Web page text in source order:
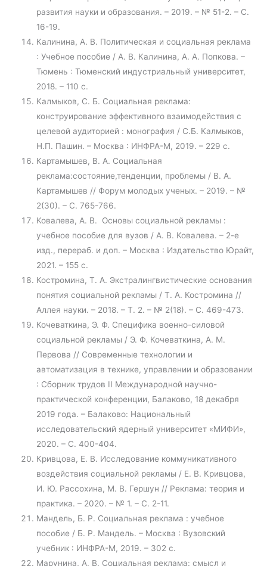
развития науки и образования. – 2019. – № 51-2. – С.
16-19.
Калинина, А. В. Политическая и социальная реклама
: Учебное пособие / А. В. Калинина, А. А. Попкова. –
Тюмень : Тюменский индустриальный университет,
2018. – 110 с.
Калмыков, С. Б. Социальная реклама:
конструирование эффективного взаимодействия с
целевой аудиторией : монография / С.Б. Калмыков,
Н.П. Пашин. – Москва : ИНФРА-М, 2019. – 229 с.
Картамышев, В. А. Социальная
реклама:состояние,тенденции, проблемы / В. А.
Картамышев // Форум молодых ученых. – 2019. – №
2(30). – С. 765-766.
Ковалева, А. В. Основы социальной рекламы :
учебное пособие для вузов / А. В. Ковалева. – 2-е
изд., перераб. и доп. – Москва : Издательство Юрайт,
2021. – 155 с.
Костромина, Т. А. Экстралингвистические основания
понятия социальной рекламы / Т. А. Костромина //
Аллея науки. – 2018. – Т. 2. – № 2(18). – С. 469-473.
Кочеваткина, Э. Ф. Специфика военно-силовой
социальной рекламы / Э. Ф. Кочеваткина, А. М.
Первова // Современные технологии и
автоматизация в технике, управлении и образовании
: Сборник трудов II Международной научно-
практической конференции, Балаково, 18 декабря
2019 года. – Балаково: Национальный
исследовательский ядерный университет «МИФИ»,
2020. – С. 400-404.
Кривцова, Е. В. Исследование коммуникативного
воздействия социальной рекламы / Е. В. Кривцова,
И. Ю. Рассохина, М. В. Гершун // Реклама: теория и
практика. – 2020. – № 1. – С. 2-11.
Мандель, Б. Р. Социальная реклама : учебное
пособие / Б. Р. Мандель. – Москва : Вузовский
учебник : ИНФРА-М, 2019. – 302 с.
Марунина, А. В. Социальная реклама: смысл и